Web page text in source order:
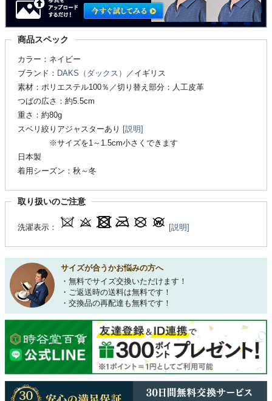
商品スペック
カラー：ネイビー
ブランド： DAKS（ダックス）
／イギリス
素材：ポリエステル100％／切り替え部分：人工皮革
つばの広さ：約5.5cm
重さ：約80g
スベリ絞りアジャスターあり [説明]
※サイズを1～1.5cm小さくできます
日本製
着用シーズン：秋～冬
取り扱いのご注意
洗濯表示： [説明]
サイズが合うかお悩みの方へ
・無料でサイズ交換いただけます！
・ご返送時の送料は無料です！
・交換品の再配達も無料です！